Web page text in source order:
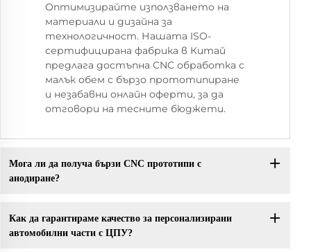
Оптимизирайте използването на
материали и дизайна за
технологичност. Нашата ISO-
сертифицирана фабрика в Китай
предлага достъпна CNC обработка с
малък обем с бързо прототипиране
и незабавни онлайн оферти, за да
отговори на тесните бюджети.
Мога ли да получа бързи CNC прототипи с
анодиране?
Как да гарантираме качество за персонализирани
автомобилни части с ЦПУ?